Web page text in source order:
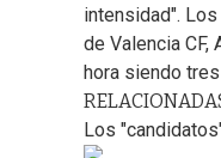
intensidad".
de Valencia
hora siendo
Los